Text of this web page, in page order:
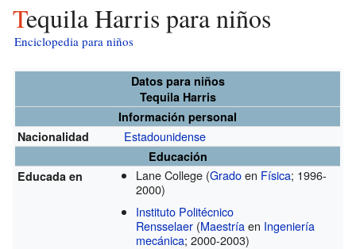
Tequila Harris para niños
Enciclopedia para niños
Datos para niños
Tequila Harris
Información personal
Nacionalidad
Estadounidense
Educación
Educada en
Lane College (Gradoen Física; 1996-
2000)
Instituto Politécnico
Rensselaer (Maestríaen Ingeniería
mecánica; 2000-2003)